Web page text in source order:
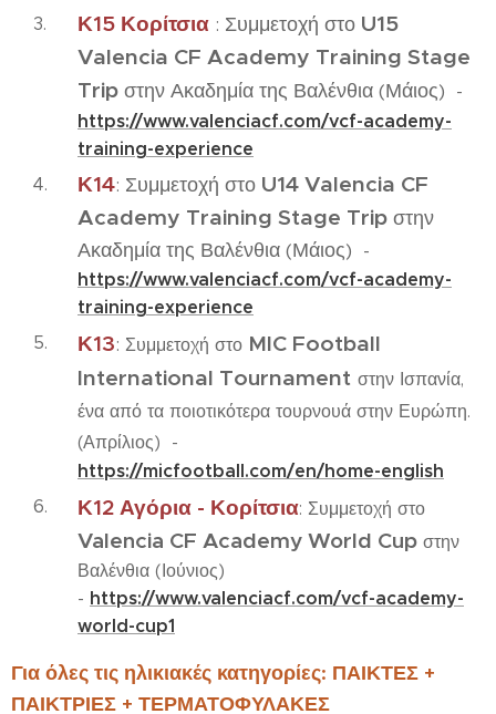
Κ15 Κορίτσια : Συμμετοχή στο U15
Valencia CF Academy Training Stage
Trip στην Ακαδημία της Βαλένθια (Μάιος) -
https://www.valenciacf.com/vcf-academy-
training-experience
Κ14: Συμμετοχή στο U14 Valencia CF
Academy Training Stage Trip στην
Ακαδημία της Βαλένθια (Μάιος)
-
https://www.valenciacf.com/vcf-academy-
training-experience
Κ13: Συμμετοχή στο MIC Football
International Tournament στην Ισπανία,
ένα από τα ποιοτικότερα τουρνουά στην Ευρώπη.
(Απρίλιος) -
https://micfootball.com/en/home-english
Κ12 Αγόρια - Κορίτσια: Συμμετοχή στο
Valencia CF Academy World Cup στην
Βαλένθια (Ιούνιος)
- https://www.valenciacf.com/vcf-academy-
world-cup1
Για όλες τις ηλικιακές κατηγορίες: ΠΑΙΚΤΕΣ +
ΠΑΙΚΤΡΙΕΣ + ΤΕΡΜΑΤΟΦΥΛΑΚΕΣ